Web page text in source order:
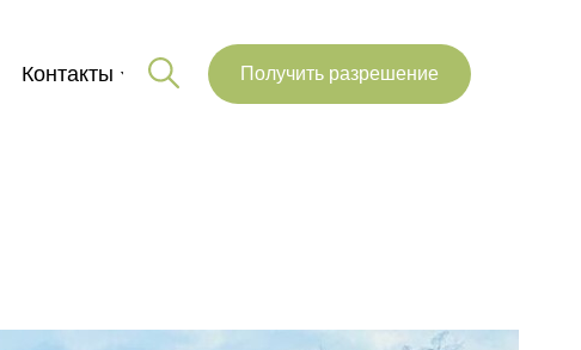
Получить разрешение
Контакты